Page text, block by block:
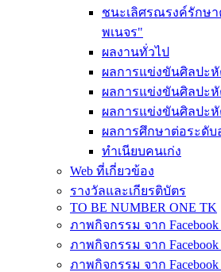
ชนะเลิศรณรงค์รักษ
พเนจร"
ผลงานทั่วไป
ผลการแข่งขันศิลปะหั
ผลการแข่งขันศิลปะหั
ผลการแข่งขันศิลปะหั
ผลการศึกษาต่อระดั
ทำเนียบคนเก่ง
Web ที่เกี่ยวข้อง
รางวัลและเกียรติบัตร
TO BE NUMBER ONE TK
ภาพกิจกรรม จาก
ภาพกิจกรรม จาก
ภาพกิจกรรม จาก